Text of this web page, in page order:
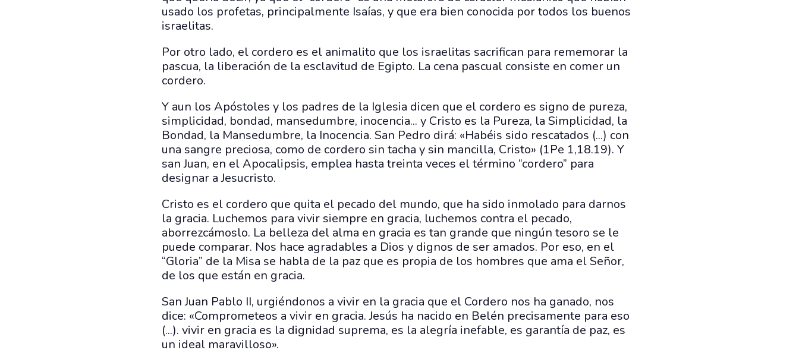
usado los profetas, principalmente Isaías, y que era bien conocida por todos los buenos
israelitas.
Por otro lado, el cordero es el animalito que los israelitas sacrifican para rememorar la
pascua, la liberación de la esclavitud de Egipto. La cena pascual consiste en comer un
cordero.
Y aun los Apóstoles y los padres de la Iglesia dicen que el cordero es signo de pureza,
simplicidad, bondad, mansedumbre, inocencia... y Cristo es la Pureza, la Simplicidad, la
Bondad, la Mansedumbre, la Inocencia. San Pedro dirá: «Habéis sido rescatados (...) con
una sangre preciosa, como de cordero sin tacha y sin mancilla, Cristo» (1Pe 1,18.19). Y
san Juan, en el Apocalipsis, emplea hasta treinta veces el término “cordero” para
designar a Jesucristo.
Cristo es el cordero que quita el pecado del mundo, que ha sido inmolado para darnos
la gracia. Luchemos para vivir siempre en gracia, luchemos contra el pecado,
aborrezcámoslo. La belleza del alma en gracia es tan grande que ningún tesoro se le
puede comparar. Nos hace agradables a Dios y dignos de ser amados. Por eso, en el
“Gloria” de la Misa se habla de la paz que es propia de los hombres que ama el Señor,
de los que están en gracia.
San Juan Pablo II, urgiéndonos a vivir en la gracia que el Cordero nos ha ganado, nos
dice: «Comprometeos a vivir en gracia. Jesús ha nacido en Belén precisamente para eso
(...). vivir en gracia es la dignidad suprema, es la alegría inefable, es garantía de paz, es
un ideal maravilloso».